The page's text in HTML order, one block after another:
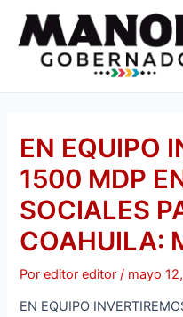
contenido
EN EQUIPO
1500 MDP
SOCIALES
COAHUILA:
Poreditor editor/ mayo
EN EQUIPO
de
entradas